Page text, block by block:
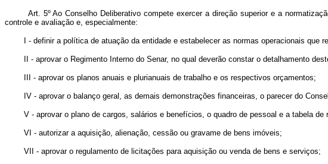
Art. 5º Ao Conselho Deliberativo compete exercer a direção superior e a
controle e avaliação e, especialmente:
I - definir a política de atuação da entidade e estabelecer as normas operacionais que
II - aprovar o Regimento Interno do Senar, no qual deverão constar o detalhamento
III - aprovar os planos anuais e plurianuais de trabalho e os respectivos orçamentos;
IV - aprovar o balanço geral, as demais demonstrações financeiras, o parecer do
V - aprovar o plano de cargos, salários e benefícios, o quadro de pessoal e a tabela de
VI - autorizar a aquisição, alienação, cessão ou gravame de bens imóveis;
VII - aprovar o regulamento de licitações para aquisição ou venda de bens e serviços;